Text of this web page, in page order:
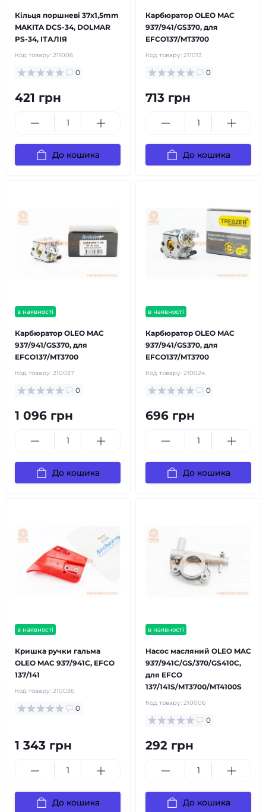
Кільця поршневі 37х1,5mm
MAKITA DCS-34, DOLMAR
PS-34, ІТАЛІЯ
Код товару: 211006
0
421 грн
До кошика
Карбюратор OLEO MAC
937/941/GS370, для
EFCO137/MT3700
Код товару: 211013
0
713 грн
До кошика
в наявності
Карбюратор OLEO MAC
937/941/GS370, для
EFCO137/MT3700
Код товару: 210037
0
1 096 грн
До кошика
в наявності
Карбюратор OLEO MAC
937/941/GS370, для
EFCO137/MT3700
Код товару: 210024
0
696 грн
До кошика
в наявності
Кришка ручки гальма
OLEO MAC 937/941С, EFCO
137/141
Код товару: 210036
0
1 343 грн
До кошика
в наявності
Насос масляний OLEO MAC
937/941C/GS/370/GS410C,
для EFCO
137/141S/MT3700/MT4100S
Код товару: 210006
0
292 грн
До кошика